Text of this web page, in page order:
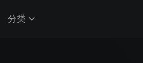
分类